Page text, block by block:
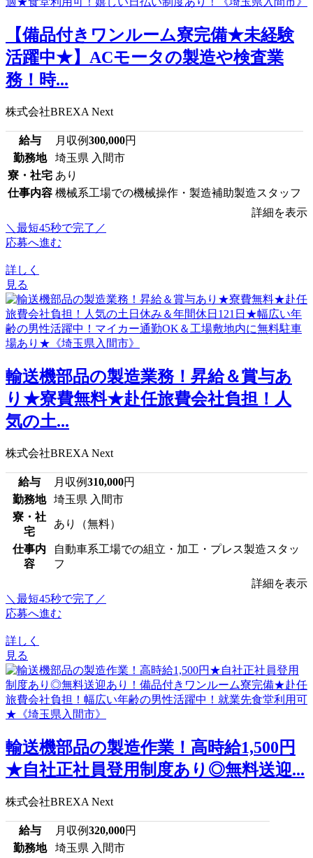
【備品付きワンルーム寮完備★未経験
活躍中★】ACモータの製造や検査業
務！時...
株式会社BREXA Next
給与 月収例300,000円
勤務地
埼玉県 入間市
寮・社宅 あり
仕事内容 機械系工場での機械操作・製造補助製造スタッフ
詳細を表示
＼最短45秒で完了／
応募へ進む
詳しく
見る
輸送機部品の製造業務！昇給＆賞与あ
り★寮費無料★赴任旅費会社負担！人
気の土...
株式会社BREXA Next
給与 月収例310,000円
勤務地
埼玉県 入間市
寮・社
宅
あり（無料）
仕事内
容
自動車系工場での組立・加工・プレス製造スタッ
フ
詳細を表示
＼最短45秒で完了／
応募へ進む
詳しく
見る
輸送機部品の製造作業！高時給1,500円
★自社正社員登用制度あり◎無料送迎...
株式会社BREXA Next
給与 月収例320,000円
勤務地
埼玉県 入間市